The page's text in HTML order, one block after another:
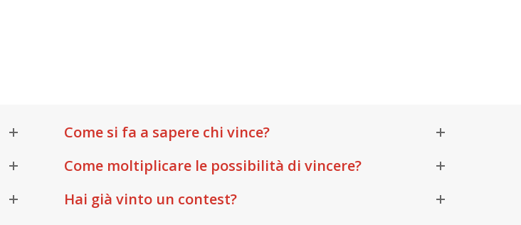
Come si fa a sapere chi vince?
Come moltiplicare le possibilità di vincere?
Hai già vinto un contest?